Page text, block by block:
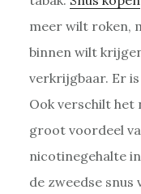
meer wilt roken,
binnen wilt
verkrijgbaar. Er
Ook verschilt het
groot voordeel
nicotinegehalte
de zweedse